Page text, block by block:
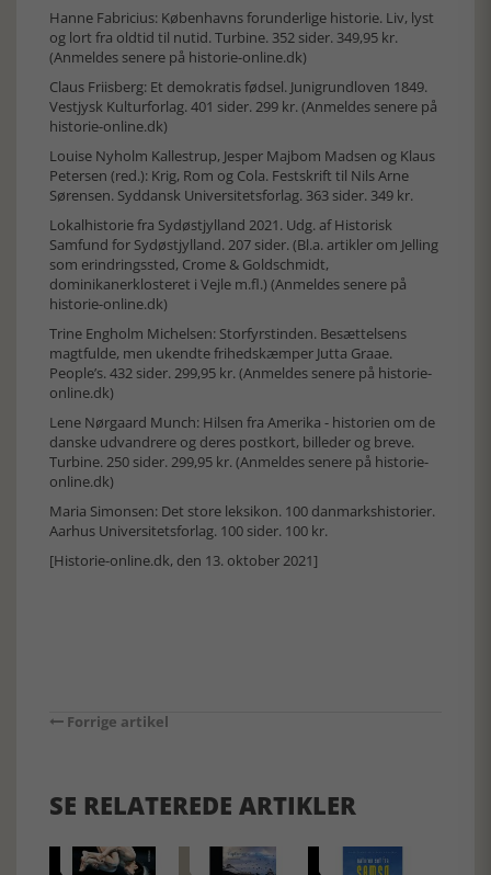
Hanne Fabricius: Københavns forunderlige historie. Liv, lyst
og lort fra oldtid til nutid. Turbine. 352 sider. 349,95 kr.
(Anmeldes senere på historie-online.dk)
Claus Friisberg: Et demokratis fødsel. Junigrundloven 1849.
Vestjysk Kulturforlag. 401 sider. 299 kr. (Anmeldes senere på
historie-online.dk)
Louise Nyholm Kallestrup, Jesper Majbom Madsen og Klaus
Petersen (red.): Krig, Rom og Cola. Festskrift til Nils Arne
Sørensen. Syddansk Universitetsforlag. 363 sider. 349 kr.
Lokalhistorie fra Sydøstjylland 2021. Udg. af Historisk
Samfund for Sydøstjylland. 207 sider. (Bl.a. artikler om Jelling
som erindringssted, Crome & Goldschmidt,
dominikanerklosteret i Vejle m.fl.) (Anmeldes senere på
historie-online.dk)
Trine Engholm Michelsen: Storfyrstinden. Besættelsens
magtfulde, men ukendte frihedskæmper Jutta Graae.
People’s. 432 sider. 299,95 kr. (Anmeldes senere på historie-
online.dk)
Lene Nørgaard Munch: Hilsen fra Amerika - historien om de
danske udvandrere og deres postkort, billeder og breve.
Turbine. 250 sider. 299,95 kr. (Anmeldes senere på historie-
online.dk)
Maria Simonsen: Det store leksikon. 100 danmarkshistorier.
Aarhus Universitetsforlag. 100 sider. 100 kr.
[Historie-online.dk, den 13. oktober 2021]
Forrige artikel
SE RELATEREDE ARTIKLER